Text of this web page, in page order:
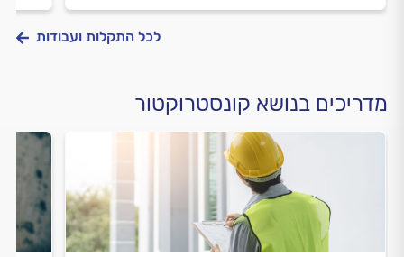
לכל התקלות ועבודות
מדריכים בנושא קונסטרוקטור